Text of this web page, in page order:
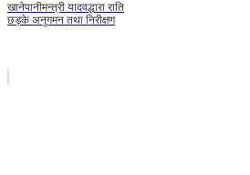
खानेपानीमन्त्री यादवद्धारा राति
छड्के अनुगमन तथा निरीक्षण